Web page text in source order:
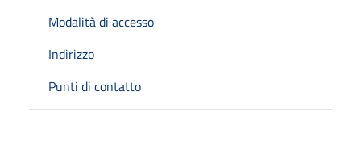
Modalità di accesso
Indirizzo
Punti di contatto